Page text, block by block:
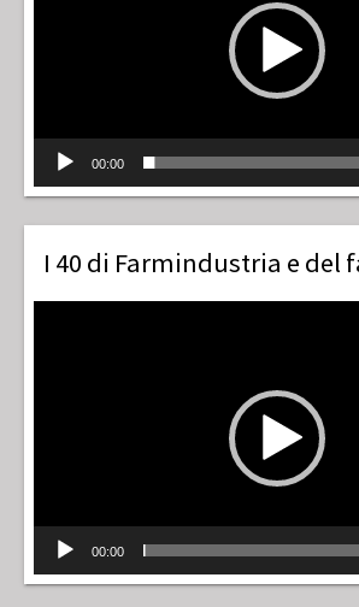
00:00
I 40 di Farmindustria e del
00:00